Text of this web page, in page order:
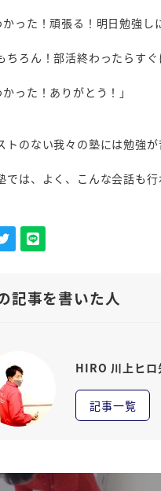
った！頑張る！明日勉強し
ちろん！部活終わったらす
った！ありがとう！」
トのない我々の塾には勉強
では、よく、こんな会話も行
記事を書いた人
HIRO 川上ヒロ
記事一覧